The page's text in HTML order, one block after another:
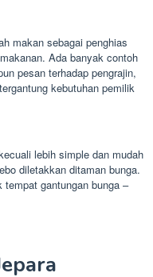
makan sebagai penghias
Ada banyak contoh
pesan terhadap pengrajin,
kebutuhan pemilik
lebih simple dan mudah
diletakkan ditaman bunga.
gantungan bunga –